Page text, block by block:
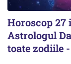
Horoscop 27
Astrologul
toate zodiile